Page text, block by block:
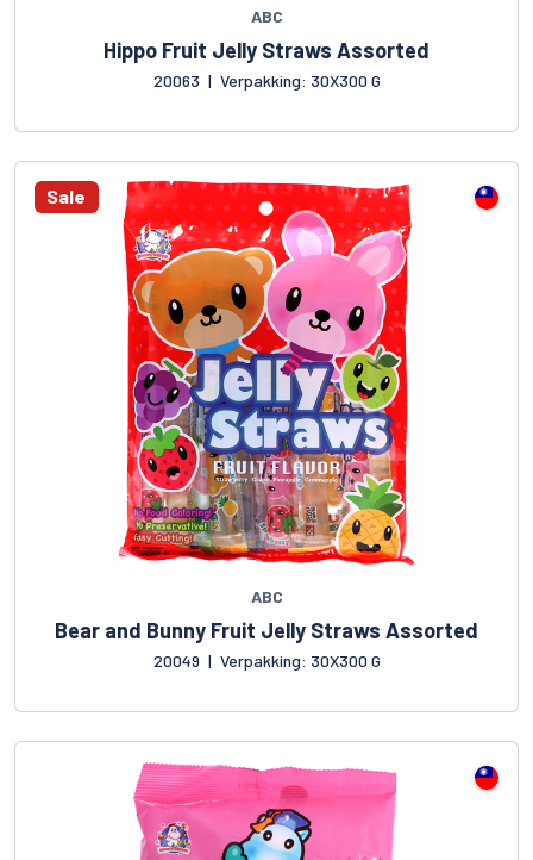
ABC
Hippo Fruit Jelly Straws Assorted
20063 | Verpakking: 30X300 G
Sale
ABC
Bear and Bunny Fruit Jelly Straws Assorted
20049 | Verpakking: 30X300 G